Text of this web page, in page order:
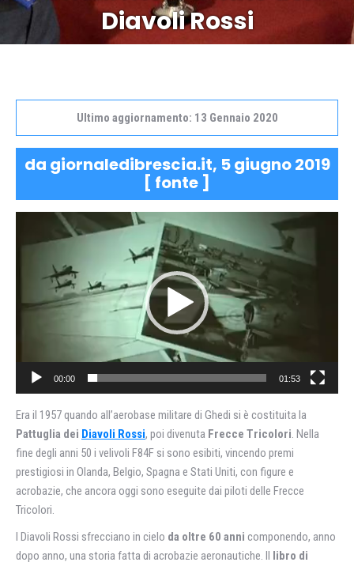
Diavoli Rossi
Ultimo aggiornamento: 13 Gennaio 2020
da giornaledibrescia.it, 5 giugno 2019
[ fonte ]
Player
00:00 01:53
Era il 1957 quando all’aerobase militare di Ghedi si è costituita la
Pattuglia dei Diavoli Rossi, poi divenuta Frecce Tricolori . Nella
fine degli anni 50 i velivoli F84F si sono esibiti, vincendo premi
prestigiosi in Olanda, Belgio, Spagna e Stati Uniti, con figure e
acrobazie, che ancora oggi sono eseguite dai piloti delle Frecce
Tricolori.
I Diavoli Rossi sfrecciano in cielo da oltre 60 anni componendo, anno
dopo anno, una storia fatta di acrobazie aeronautiche. Il libro di